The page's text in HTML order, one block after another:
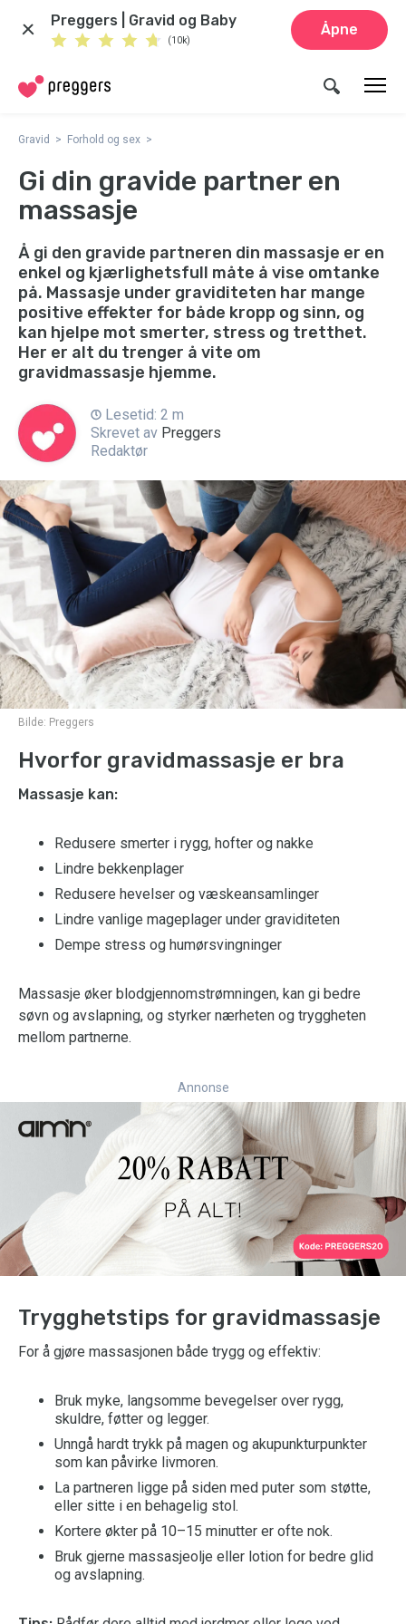
Preggers | Gravid og Baby
(10k)
Åpne
Gravid Forhold og sex
Gi din gravide partner en
massasje
Å gi den gravide partneren din massasje er en
enkel og kjærlighetsfull måte å vise omtanke
på. Massasje under graviditeten har mange
positive effekter for både kropp og sinn, og
kan hjelpe mot smerter, stress og tretthet.
Her er alt du trenger å vite om
gravidmassasje hjemme.
Lesetid: 2 m
Skrevet av Preggers
Redaktør
Bilde: Preggers
Hvorfor gravidmassasje er bra
Massasje kan:
Redusere smerter i rygg, hofter og nakke
Lindre bekkenplager
Redusere hevelser og væskeansamlinger
Lindre vanlige mageplager under graviditeten
Dempe stress og humørsvingninger
Massasje øker blodgjennomstrømningen, kan gi bedre
søvn og avslapning, og styrker nærheten og tryggheten
mellom partnerne.
Annonse
Trygghetstips for gravidmassasje
For å gjøre massasjonen både trygg og effektiv:
Bruk myke, langsomme bevegelser over rygg,
skuldre, føtter og legger.
Unngå hardt trykk på magen og akupunkturpunkter
som kan påvirke livmoren.
La partneren ligge på siden med puter som støtte,
eller sitte i en behagelig stol.
Kortere økter på 10–15 minutter er ofte nok.
Bruk gjerne massasjeolje eller lotion for bedre glid
og avslapning.